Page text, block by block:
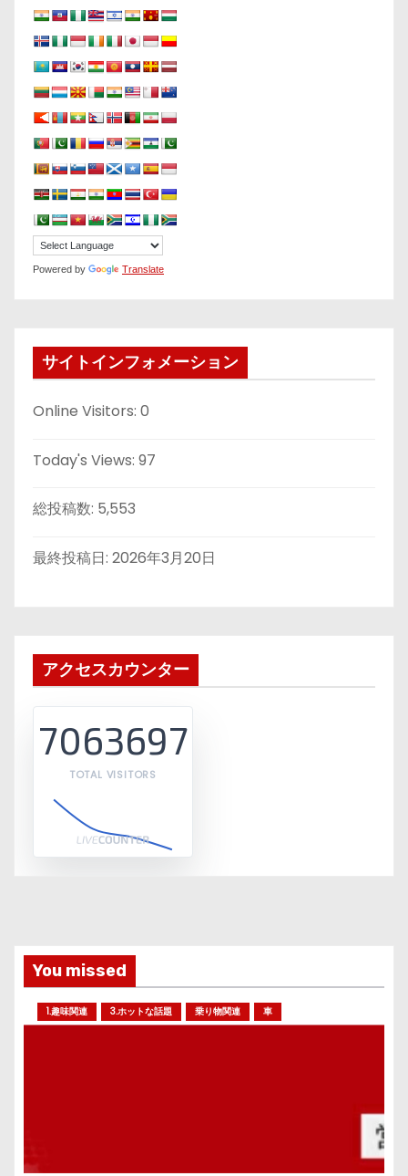
Powered by Translate
サイトインフォメーション
Online Visitors: 0
Today's Views: 97
総投稿数: 5,553
最終投稿日: 2026年3月20日
アクセスカウンター
7063697
TOTAL VISITORS
You missed
1.趣味関連 3.ホットな話題 乗り物関連 車